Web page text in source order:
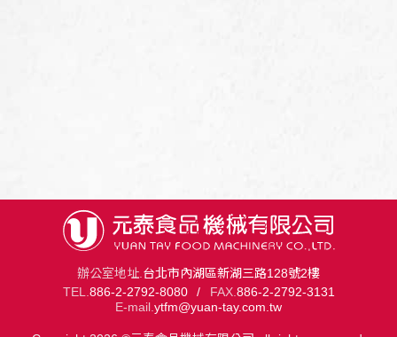
辦公室地址. 台北市內湖區新湖三路128號2樓
TEL. 886-2-2792-8080 / FAX. 886-2-2792-3131
E-mail. ytfm@yuan-tay.com.tw